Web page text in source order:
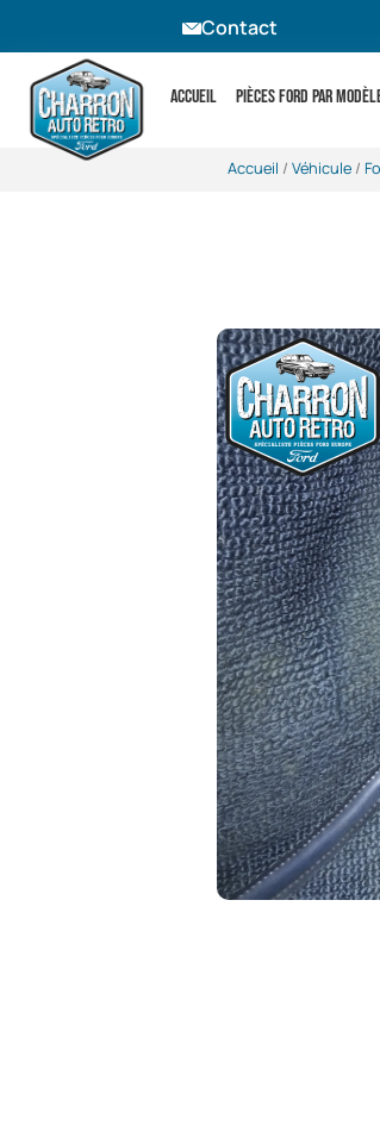
Contact
Accueil Pièces Ford par
Accueil / Véhicule /